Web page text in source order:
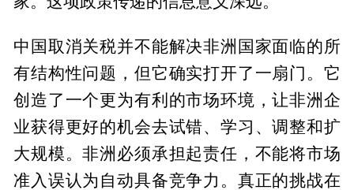
中国取消关税并不能解决非洲国家面临的所
有结构性问题，但它确实打开了一扇门。它
创造了一个更为有利的市场环境，让非洲企
业获得更好的机会去试错、学习、调整和扩
大规模。非洲必须承担起责任，不能将市场
准入误认为自动具备竞争力。真正的挑战在